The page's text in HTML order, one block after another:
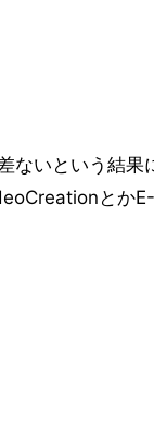
ないという結果
とか